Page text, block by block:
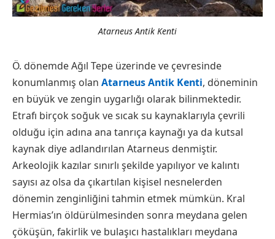
Atarneus Antik Kenti
Ö. dönemde Ağıl Tepe üzerinde ve çevresinde
konumlanmış olan Atarneus Antik Kenti, döneminin
en büyük ve zengin uygarlığı olarak bilinmektedir.
Etrafı birçok soğuk ve sıcak su kaynaklarıyla çevrili
olduğu için adına ana tanrıça kaynağı ya da kutsal
kaynak diye adlandırılan Atarneus denmiştir.
Arkeolojik kazılar sınırlı şekilde yapılıyor ve kalıntı
sayısı az olsa da çıkartılan kişisel nesnelerden
dönemin zenginliğini tahmin etmek mümkün. Kral
Hermias’ın öldürülmesinden sonra meydana gelen
çöküşün, fakirlik ve bulaşıcı hastalıkları meydana